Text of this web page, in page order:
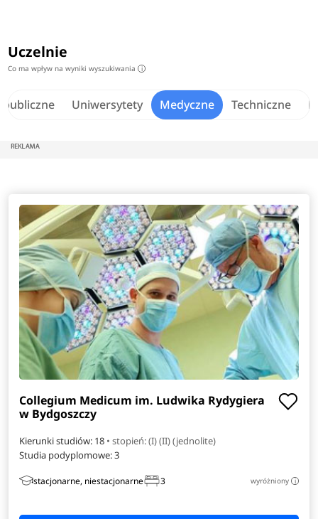
Uczelnie
Co ma wpływ na wyniki wyszukiwania i
Uniwersytety Medyczne Techniczne
Collegium Medicum im. Ludwika Rydygiera
w Bydgoszczy
Kierunki studiów: 18 • stopień: (I) (II) (jednolite)
Studia podyplomowe:3
stacjonarne, niestacjonarne 3 wyróżniony i